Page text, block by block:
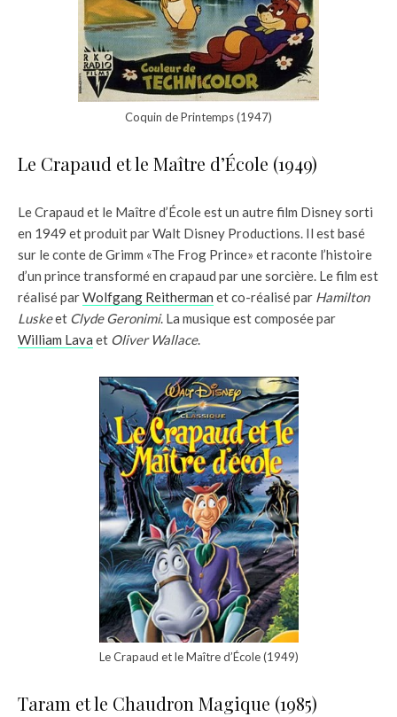
Coquin de Printemps (1947)
Le Crapaud et le Maître d’École (1949)
Le Crapaud et le Maître d’École est un autre film Disney sorti
en 1949 et produit par Walt Disney Productions. Il est basé
sur le conte de Grimm «The Frog Prince» et raconte l’histoire
d’un prince transformé en crapaud par une sorcière. Le film est
réalisé parWolfgang Reitherman et co-réalisé par Hamilton
Luskeet Clyde Geronimi. La musique est composée par
William Lava et Oliver Wallace.
Le Crapaud et le Maître d’École (1949)
Taram et le Chaudron Magique (1985)